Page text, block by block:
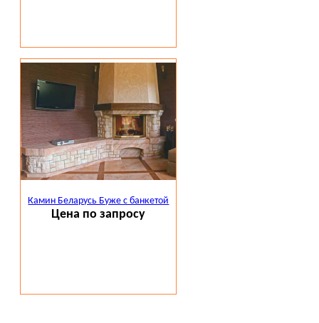
Камин Беларусь Буже с банкетой
Цена по запросу